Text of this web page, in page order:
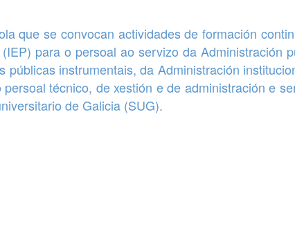
que se convocan actividades de formación
para o persoal ao servizo da Administración
públicas instrumentais, da Administración
técnico, de xestión e de administración e
de Galicia (SUG).